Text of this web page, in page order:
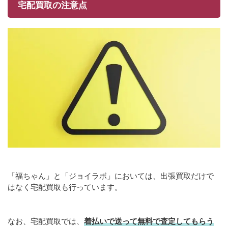
宅配買取の注意点
「福ちゃん」と「ジョイラボ」においては、出張買取だけで
はなく宅配買取も行っています。
なお、宅配買取では、 着払いで送って無料で査定してもらう